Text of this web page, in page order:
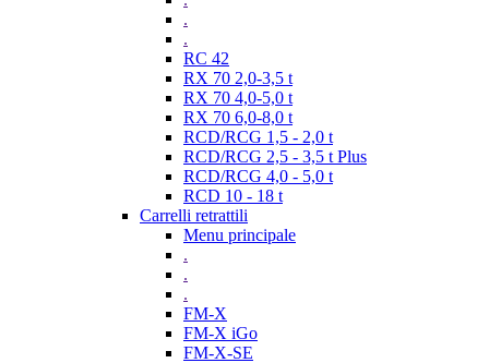
.
.
RC 42
RX 70 2,0-3,5 t
RX 70 4,0-5,0 t
RX 70 6,0-8,0 t
RCD/RCG 1,5 - 2,0 t
RCD/RCG 2,5 - 3,5 t Plus
RCD/RCG 4,0 - 5,0 t
RCD 10 - 18 t
Carrelli retrattili
Menu principale
.
.
.
FM-X
FM-X iGo
FM-X-SE